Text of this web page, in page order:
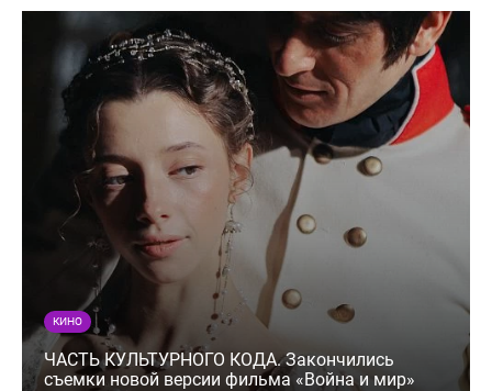
КИНО
ЧАСТЬ КУЛЬТУРНОГО КОДА. Закончились
съемки новой версии фильма «Война и мир»